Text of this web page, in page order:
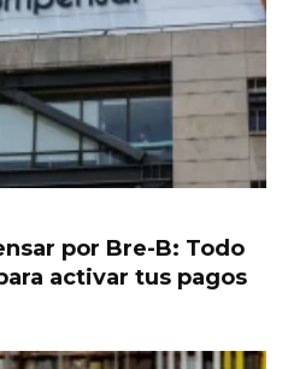
por Bre-B: Todo
activar tus pagos